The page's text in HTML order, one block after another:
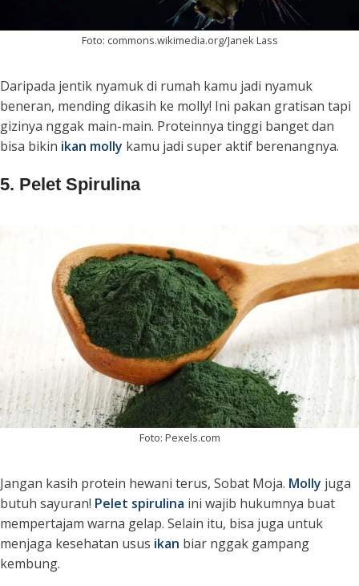
Foto: commons.wikimedia.org/Janek Lass
Daripada jentik nyamuk di rumah kamu jadi nyamuk
beneran, mending dikasih ke molly! Ini pakan gratisan tapi
gizinya nggak main-main. Proteinnya tinggi banget dan
bisa bikin ikan molly kamu jadi super aktif berenangnya.
5. Pelet Spirulina
Foto: Pexels.com
Jangan kasih protein hewani terus, Sobat Moja. Molly juga
butuh sayuran! Pelet spirulina ini wajib hukumnya buat
mempertajam warna gelap. Selain itu, bisa juga untuk
menjaga kesehatan usus ikan biar nggak gampang
kembung.